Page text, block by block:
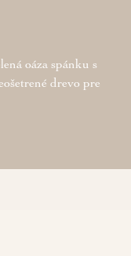
oáza spánku s
drevo pre